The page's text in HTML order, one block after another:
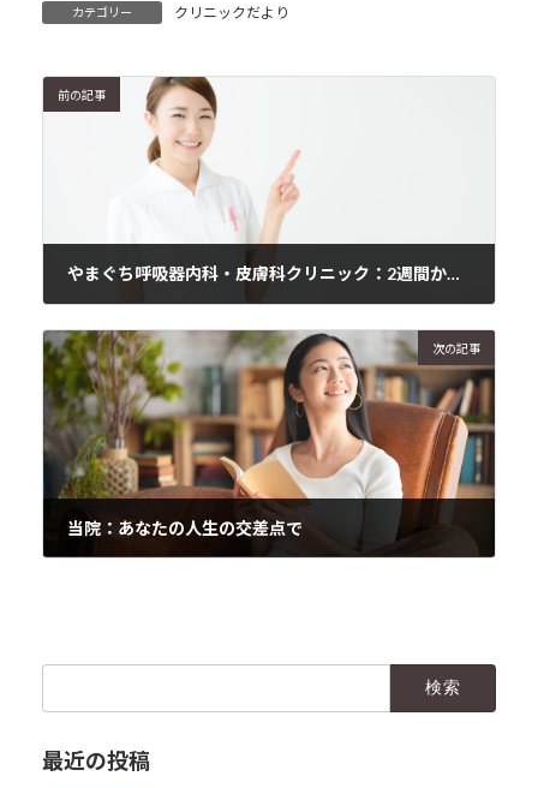
カテゴリー クリニックだより
前の記事
やまぐち呼吸器内科・皮膚科クリニック：2週間から4週間処方と患者様の多様な受診理由について
次の記事
当院：あなたの人生の交差点で
最近の投稿